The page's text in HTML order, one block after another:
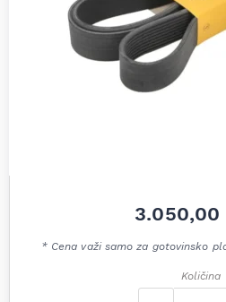
3.050,00
* Cena važi samo za gotovinsko
Količina